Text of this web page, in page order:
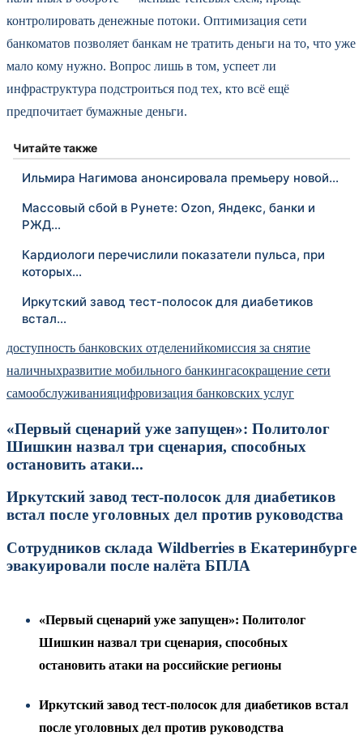
контролировать денежные потоки. Оптимизация сети
банкоматов позволяет банкам не тратить деньги на то, что уже
мало кому нужно. Вопрос лишь в том, успеет ли
инфраструктура подстроиться под тех, кто всё ещё
предпочитает бумажные деньги.
Читайте также
Ильмира Нагимова анонсировала премьеру новой…
Массовый сбой в Рунете: Ozon, Яндекс, банки и
РЖД…
Кардиологи перечислили показатели пульса, при
которых…
Иркутский завод тест-полосок для диабетиков
встал…
доступность банковских отделенийкомиссия за снятие
наличныхразвитие мобильного банкингасокращение сети
самообслуживанияцифровизация банковских услуг
«Первый сценарий уже запущен»: Политолог
Шишкин назвал три сценария, способных
остановить атаки...
Иркутский завод тест-полосок для диабетиков
встал после уголовных дел против руководства
Сотрудников склада Wildberries в Екатеринбурге
эвакуировали после налёта БПЛА
«Первый сценарий уже запущен»: Политолог
Шишкин назвал три сценария, способных
остановить атаки на российские регионы
Иркутский завод тест-полосок для диабетиков встал
после уголовных дел против руководства